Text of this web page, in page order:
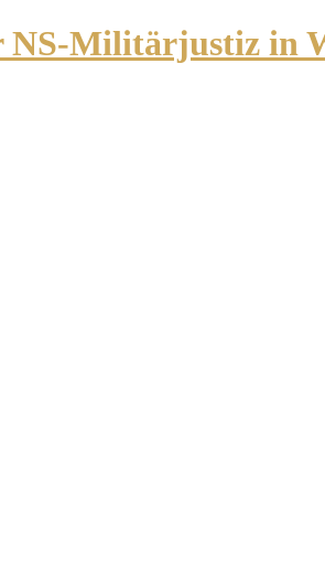
NS-Militärjustiz in